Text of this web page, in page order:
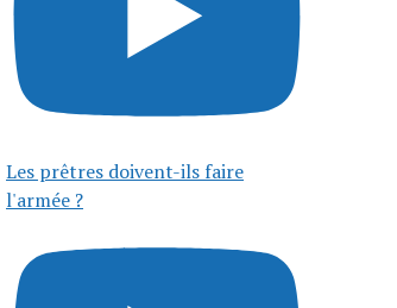
Les prêtres doivent-ils faire
l'armée ?